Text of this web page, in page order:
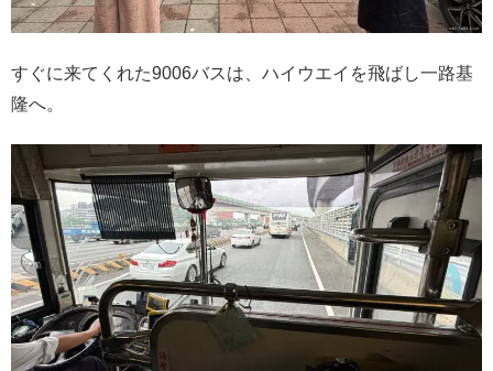
すぐに来てくれた9006バスは、ハイウエイを飛ばし一路基
隆へ。